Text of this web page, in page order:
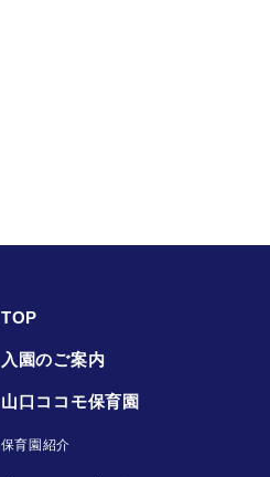
TOP
入園のご案内
山口ココモ保育園
保育園紹介